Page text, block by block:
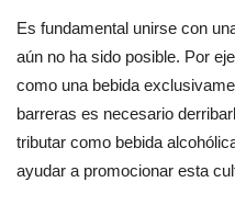
Es fundamental unirse con
aún no ha sido posible. Por
como una bebida
barreras es necesario
tributar como bebida
ayudar a promocionar esta